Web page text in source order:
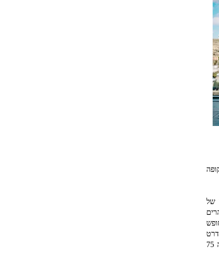
של
שנוצר עוד במאה ה-20, עובר מדור לדור וממשיך להתקיים גם במלאת למדינה 75